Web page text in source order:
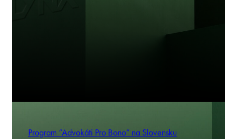
Program “Advokáti Pro Bono” na Slovensku